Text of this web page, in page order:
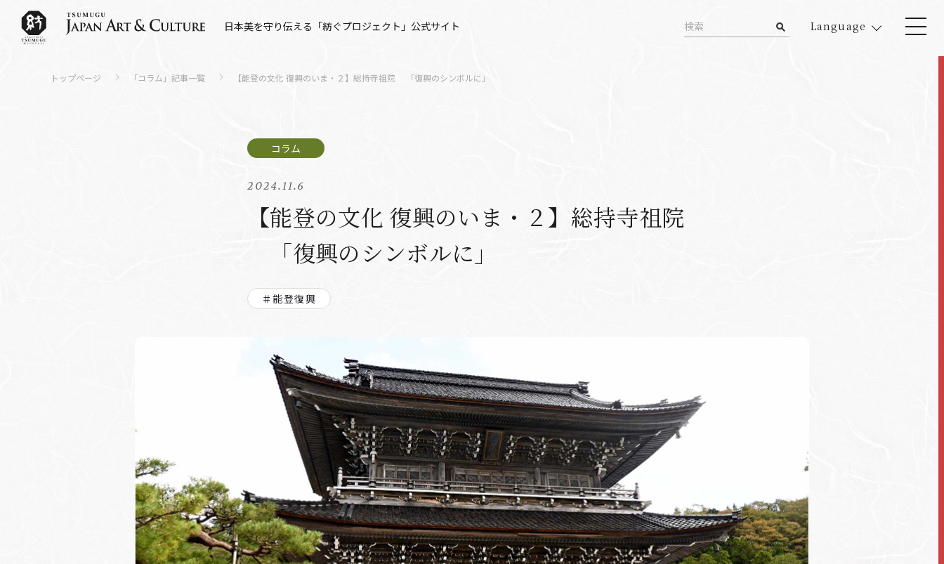
日本美を守り伝える「紡ぐプロジェクト」公式サイト Language
トップページ 「コラム」記事一覧 【能登の文化 復興のいま・２】総持寺祖院 「復興のシンボルに」
2024.11.6
【能登の文化 復興のいま・２】総持寺祖院
「復興のシンボルに」
＃能登復興